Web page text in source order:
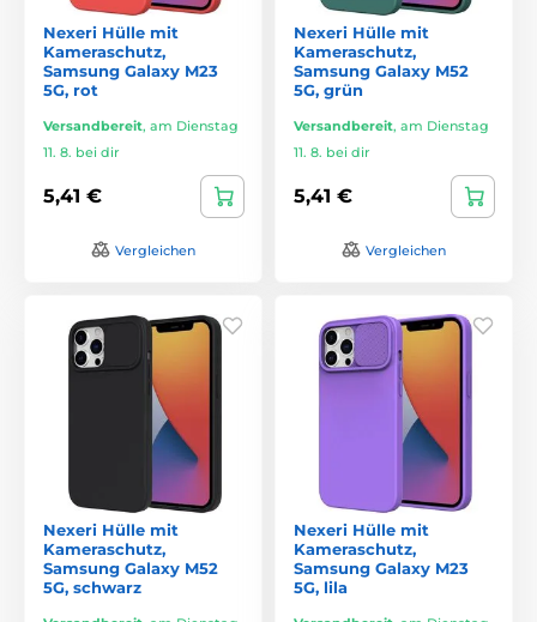
Nexeri Hülle mit
Kameraschutz,
Samsung Galaxy M23
5G, rot
Versandbereit, am Dienstag
11. 8. bei dir
5,41 €
Vergleichen
Nexeri Hülle mit
Kameraschutz,
Samsung Galaxy M52
5G, grün
Versandbereit, am Dienstag
11. 8. bei dir
5,41 €
Vergleichen
Nexeri Hülle mit
Kameraschutz,
Samsung Galaxy M52
5G, schwarz
Nexeri Hülle mit
Kameraschutz,
Samsung Galaxy M23
5G, lila